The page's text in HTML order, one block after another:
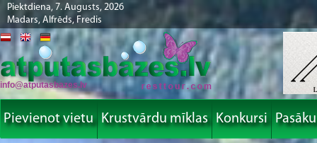
Piektdiena, 7. Augusts, 2026
Madars, Alfrēds, Fredis
info@atputasbazes.lv
Pievienot vietu Krustvārdu mīklas Konkursi